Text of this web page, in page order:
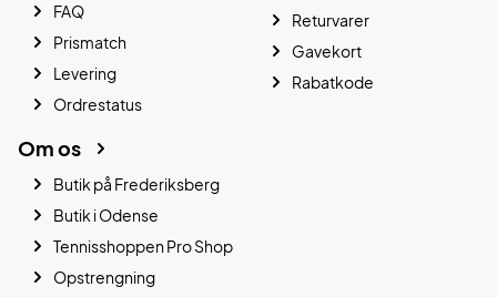
FAQ
Prismatch
Levering
Ordrestatus
Returvarer
Gavekort
Rabatkode
Om os
Butik på Frederiksberg
Butik i Odense
Tennisshoppen Pro Shop
Opstrengning